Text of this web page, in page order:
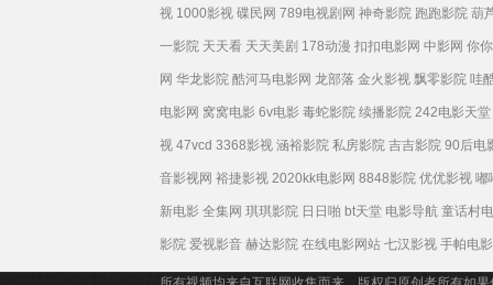
视 1000影视 碟民网 789电视剧网 神奇影院 跑跑影院 葫
一影院 天天看 天天美剧 178动漫 扣扣电影网 中影网 你
网 华龙影院 酷河马电影网 龙部落 金火影视 飘零影院 哇
电影网 窝窝电影 6v电影 毒蛇影院 续播影院 242电影天堂
视 47vcd 3368影视 涵裕影院 私房影院 吉吉影院 90后电
音影视网 裕捷影视 2020kk电影网 8848影院 优优影视 嘟
新电影 全集网 琪琪影院 日日啪 bt天堂 电影导航 童话村
影院 爱视影音 赫达影院 在线电影网站 七汉影视 手帕电